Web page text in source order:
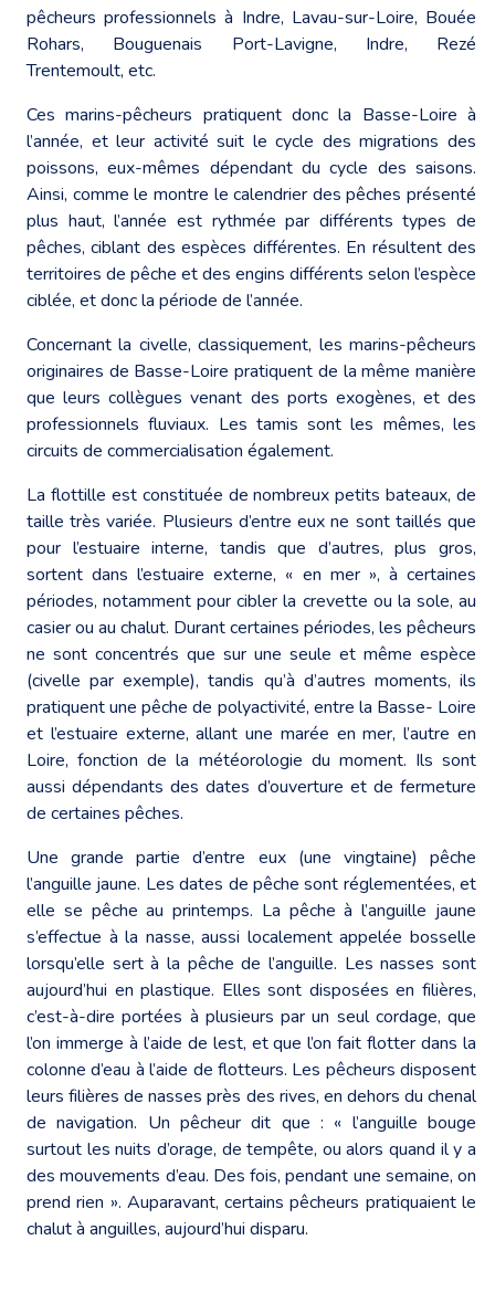
pêcheurs professionnels à Indre, Lavau-sur-Loire, Bouée
Rohars, Bouguenais Port-Lavigne, Indre, Rezé
Trentemoult, etc.
Ces marins-pêcheurs pratiquent donc la Basse-Loire à
l’année, et leur activité suit le cycle des migrations des
poissons, eux-mêmes dépendant du cycle des saisons.
Ainsi, comme le montre le calendrier des pêches présenté
plus haut, l’année est rythmée par différents types de
pêches, ciblant des espèces différentes. En résultent des
territoires de pêche et des engins différents selon l’espèce
ciblée, et donc la période de l’année.
Concernant la civelle, classiquement, les marins-pêcheurs
originaires de Basse-Loire pratiquent de la même manière
que leurs collègues venant des ports exogènes, et des
professionnels fluviaux. Les tamis sont les mêmes, les
circuits de commercialisation également.
La flottille est constituée de nombreux petits bateaux, de
taille très variée. Plusieurs d’entre eux ne sont taillés que
pour l’estuaire interne, tandis que d’autres, plus gros,
sortent dans l’estuaire externe, « en mer », à certaines
périodes, notamment pour cibler la crevette ou la sole, au
casier ou au chalut. Durant certaines périodes, les pêcheurs
ne sont concentrés que sur une seule et même espèce
(civelle par exemple), tandis qu’à d’autres moments, ils
pratiquent une pêche de polyactivité, entre la Basse- Loire
et l’estuaire externe, allant une marée en mer, l’autre en
Loire, fonction de la météorologie du moment. Ils sont
aussi dépendants des dates d’ouverture et de fermeture
de certaines pêches.
Une grande partie d’entre eux (une vingtaine) pêche
l’anguille jaune. Les dates de pêche sont réglementées, et
elle se pêche au printemps. La pêche à l’anguille jaune
s’effectue à la nasse, aussi localement appelée bosselle
lorsqu’elle sert à la pêche de l’anguille. Les nasses sont
aujourd’hui en plastique. Elles sont disposées en filières,
c’est-à-dire portées à plusieurs par un seul cordage, que
l’on immerge à l’aide de lest, et que l’on fait flotter dans la
colonne d’eau à l’aide de flotteurs. Les pêcheurs disposent
leurs filières de nasses près des rives, en dehors du chenal
de navigation. Un pêcheur dit que : « l’anguille bouge
surtout les nuits d’orage, de tempête, ou alors quand il y a
des mouvements d’eau. Des fois, pendant une semaine, on
prend rien ». Auparavant, certains pêcheurs pratiquaient le
chalut à anguilles, aujourd’hui disparu.